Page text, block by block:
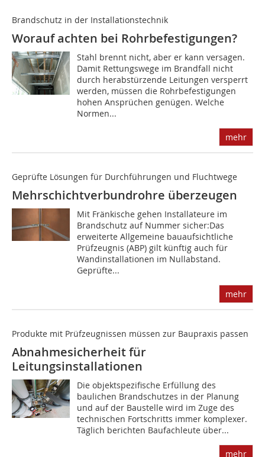
Brandschutz in der Installationstechnik
Worauf achten bei Rohrbefestigungen?
Stahl brennt nicht, aber er kann versagen.
Damit Rettungswege im Brandfall nicht
durch herabstürzende Leitungen versperrt
werden, müssen die Rohrbefestigungen
hohen Ansprüchen genügen. Welche
Normen...
mehr
Geprüfte Lösungen für Durchführungen und Fluchtwege
Mehrschichtverbundrohre überzeugen
Mit Fränkische gehen Installateure im
Brandschutz auf Nummer sicher:Das
erweiterte Allgemeine bauaufsichtliche
Prüfzeugnis (ABP) gilt künftig auch für
Wandinstallationen im Nullabstand.
Geprüfte...
mehr
Produkte mit Prüfzeugnissen müssen zur Baupraxis passen
Abnahmesicherheit für
Leitungsinstallationen
Die objektspezifische Erfüllung des
baulichen Brandschutzes in der Planung
und auf der Baustelle wird im Zuge des
technischen Fortschritts immer komplexer.
Täglich berichten Baufachleute über...
mehr